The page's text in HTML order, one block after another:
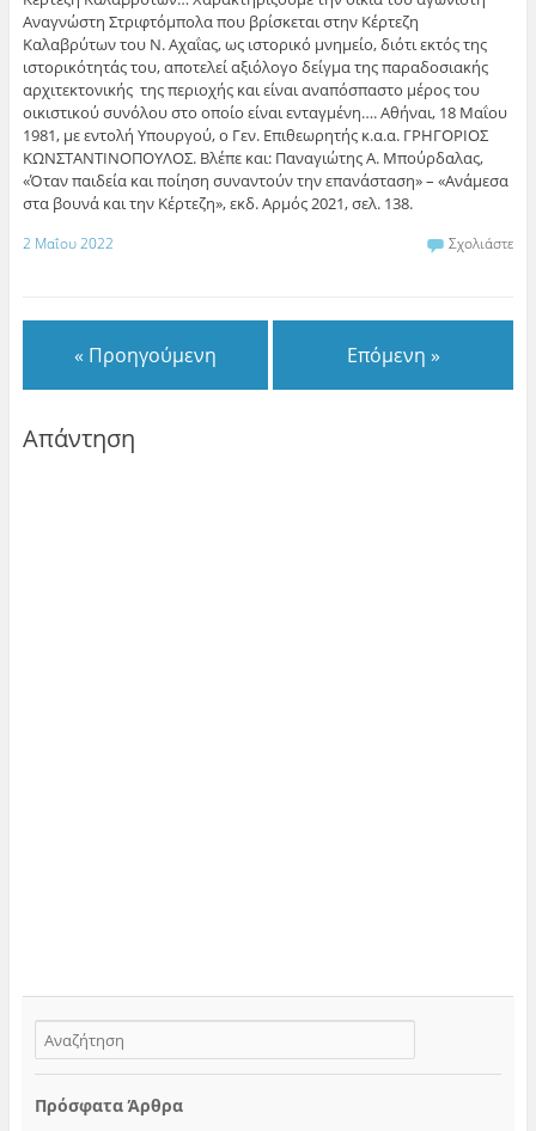
Αναγνώστη Στριφτόμπολα που βρίσκεται στην Κέρτεζη
Καλαβρύτων του Ν. Αχαΐας, ως ιστορικό μνημείο, διότι εκτός της
ιστορικότητάς του, αποτελεί αξιόλογο δείγμα της παραδοσιακής
αρχιτεκτονικής της περιοχής και είναι αναπόσπαστο μέρος του
οικιστικού συνόλου στο οποίο είναι ενταγμένη…. Αθήναι, 18 Μαΐου
1981, με εντολή Υπουργού, ο Γεν. Επιθεωρητής κ.α.α. ΓΡΗΓΟΡΙΟΣ
ΚΩΝΣΤΑΝΤΙΝΟΠΟΥΛΟΣ. Βλέπε και: Παναγιώτης Α. Μπούρδαλας,
«Όταν παιδεία και ποίηση συναντούν την επανάσταση» – «Ανάμεσα
στα βουνά και την Κέρτεζη», εκδ. Αρμός 2021, σελ. 138.
2 Μαΐου 2022 Σχολιάστε
« Προηγούμενη Επόμενη »
Απάντηση
Πρόσφατα Άρθρα